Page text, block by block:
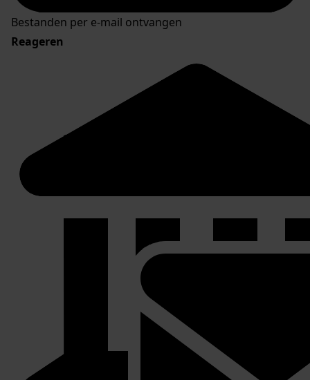
Bestanden per e-mail ontvangen
Reageren